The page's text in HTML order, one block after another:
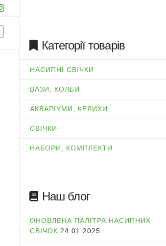
Категорії товарів
НАСИПНІ СВІЧКИ
ВАЗИ, КОЛБИ
АКВАРІУМИ, КЕЛИХИ
СВІЧКИ
НАБОРИ, КОМПЛЕКТИ
Наш блог
ОНОВЛЕНА ПАЛІТРА НАСИПНИХ
СВІЧОК 24.01.2025